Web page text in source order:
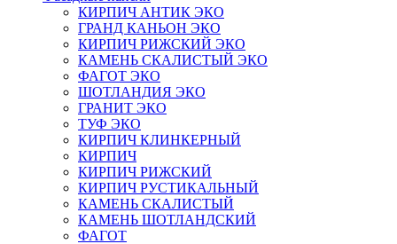
КИРПИЧ АНТИК ЭКО
ГРАНД КАНЬОН ЭКО
КИРПИЧ РИЖСКИЙ ЭКО
КАМЕНЬ СКАЛИСТЫЙ ЭКО
ФАГОТ ЭКО
ШОТЛАНДИЯ ЭКО
ГРАНИТ ЭКО
ТУФ ЭКО
КИРПИЧ КЛИНКЕРНЫЙ
КИРПИЧ
КИРПИЧ РИЖСКИЙ
КИРПИЧ РУСТИКАЛЬНЫЙ
КАМЕНЬ СКАЛИСТЫЙ
КАМЕНЬ ШОТЛАНДСКИЙ
ФАГОТ